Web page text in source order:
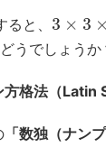
と、
うでしょうか
方格法（Latin
「数独（ナン